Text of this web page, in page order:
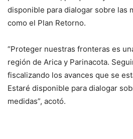
disponible para dialogar sobre las
como el Plan Retorno.
“Proteger nuestras fronteras es
región de Arica y Parinacota.
fiscalizando los avances que se
Estaré disponible para dialogar
medidas”, acotó.